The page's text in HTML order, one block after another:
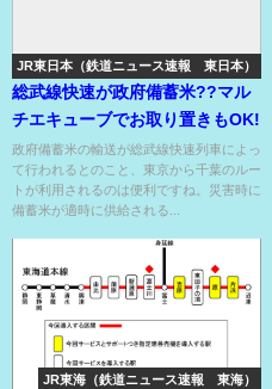
JR東日本（鉄道ニュース速報 東日本）
総武線快速が政府備蓄米??マル
チエキューブでお取り置きもOK!
政府備蓄米の輸送が総武線快速列車によっ
て行われるとのこと、東京から千葉のルー
トが利用されるのは便利ですね。災害時に
備蓄米が適時に供給される...
JR東海（鉄道ニュース速報 東海）